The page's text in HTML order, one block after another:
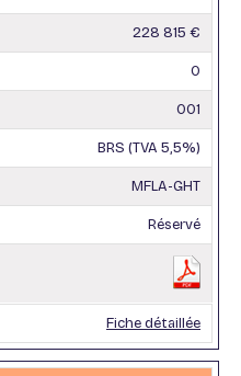
228 815 €
0
001
BRS (TVA 5,5%)
MFLA-GHT
Réservé
Fiche détaillée